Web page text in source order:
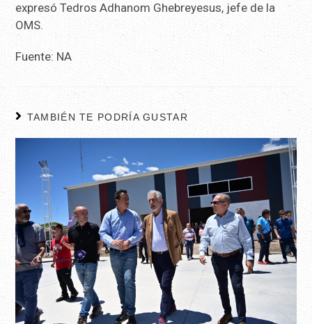
expresó Tedros Adhanom Ghebreyesus, jefe de la
OMS.
Fuente: NA
TAMBIÉN TE PODRÍA GUSTAR